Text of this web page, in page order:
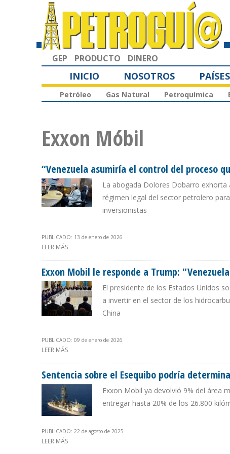
GEP PRODUCTO DINERO
INICIO NOSOTROS PAÍSES
Petróleo Gas Natural Petroquímica
Exxon Móbil
“Venezuela asumiría el control del proceso
La abogada Dolores Dobarro
régimen legal del sector petrolero
inversionistas
PUBLICADO: 13 de enero de 2026
LEER MÁS
Exxon Mobil le responde a Trump:
El presidente de los Estados Unidos
a invertir en el sector de los
China
PUBLICADO: 09 de enero de 2026
LEER MÁS
Sentencia sobre el Esequibo podría
Exxon Mobil ya devolvió 9% del área
entregar hasta 20% de los 26.800
PUBLICADO: 22 de agosto de 2025
LEER MÁS